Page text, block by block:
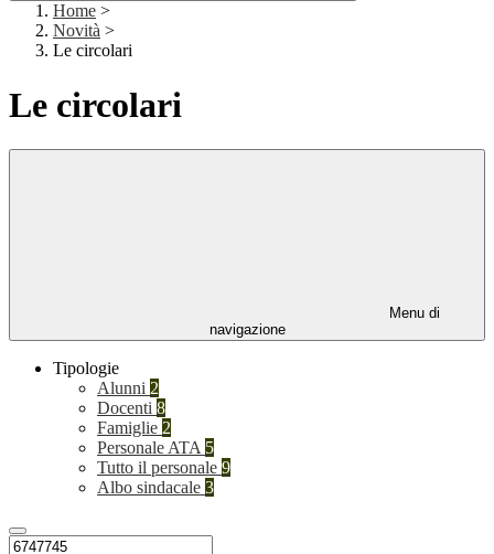
Home >
Novità >
Le circolari
Le circolari
Menu di
navigazione
Tipologie
Alunni 2
Docenti 8
Famiglie 2
Personale ATA 5
Tutto il personale 9
Albo sindacale 3